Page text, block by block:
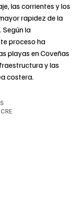
las corrientes y los
rapidez de la
Según la
proceso ha
playas en Coveñas
y las
costera.